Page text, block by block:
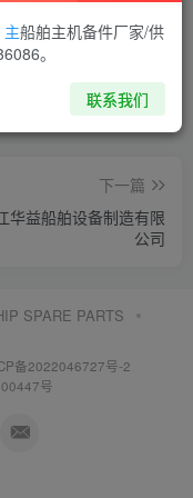
下一篇
华益船舶设备制造有限
公司
SPARE PARTS
备2022046727号-2
号
船舶主机备件厂家/供
。
联系我们